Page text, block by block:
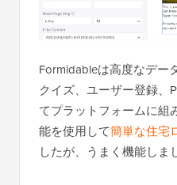
Formidableは高度なデー
クイズ、ユーザー登録、
てプラットフォームに組
能を使用して簡単な住宅
したが、うまく機能しま